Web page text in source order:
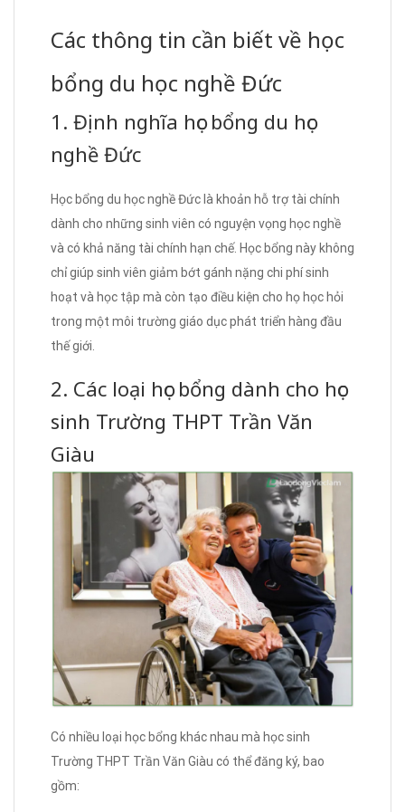
Các thông tin cần biết về học
bổng du học nghề Đức
1. Định nghĩa học bổng du học
nghề Đức
Học bổng du học nghề Đức là khoản hỗ trợ tài chính
dành cho những sinh viên có nguyện vọng học nghề
và có khả năng tài chính hạn chế. Học bổng này không
chỉ giúp sinh viên giảm bớt gánh nặng chi phí sinh
hoạt và học tập mà còn tạo điều kiện cho họ học hỏi
trong một môi trường giáo dục phát triển hàng đầu
thế giới.
2. Các loại học bổng dành cho học
sinh Trường THPT Trần Văn
Giàu
Có nhiều loại học bổng khác nhau mà học sinh
Trường THPT Trần Văn Giàu có thể đăng ký, bao
gồm: